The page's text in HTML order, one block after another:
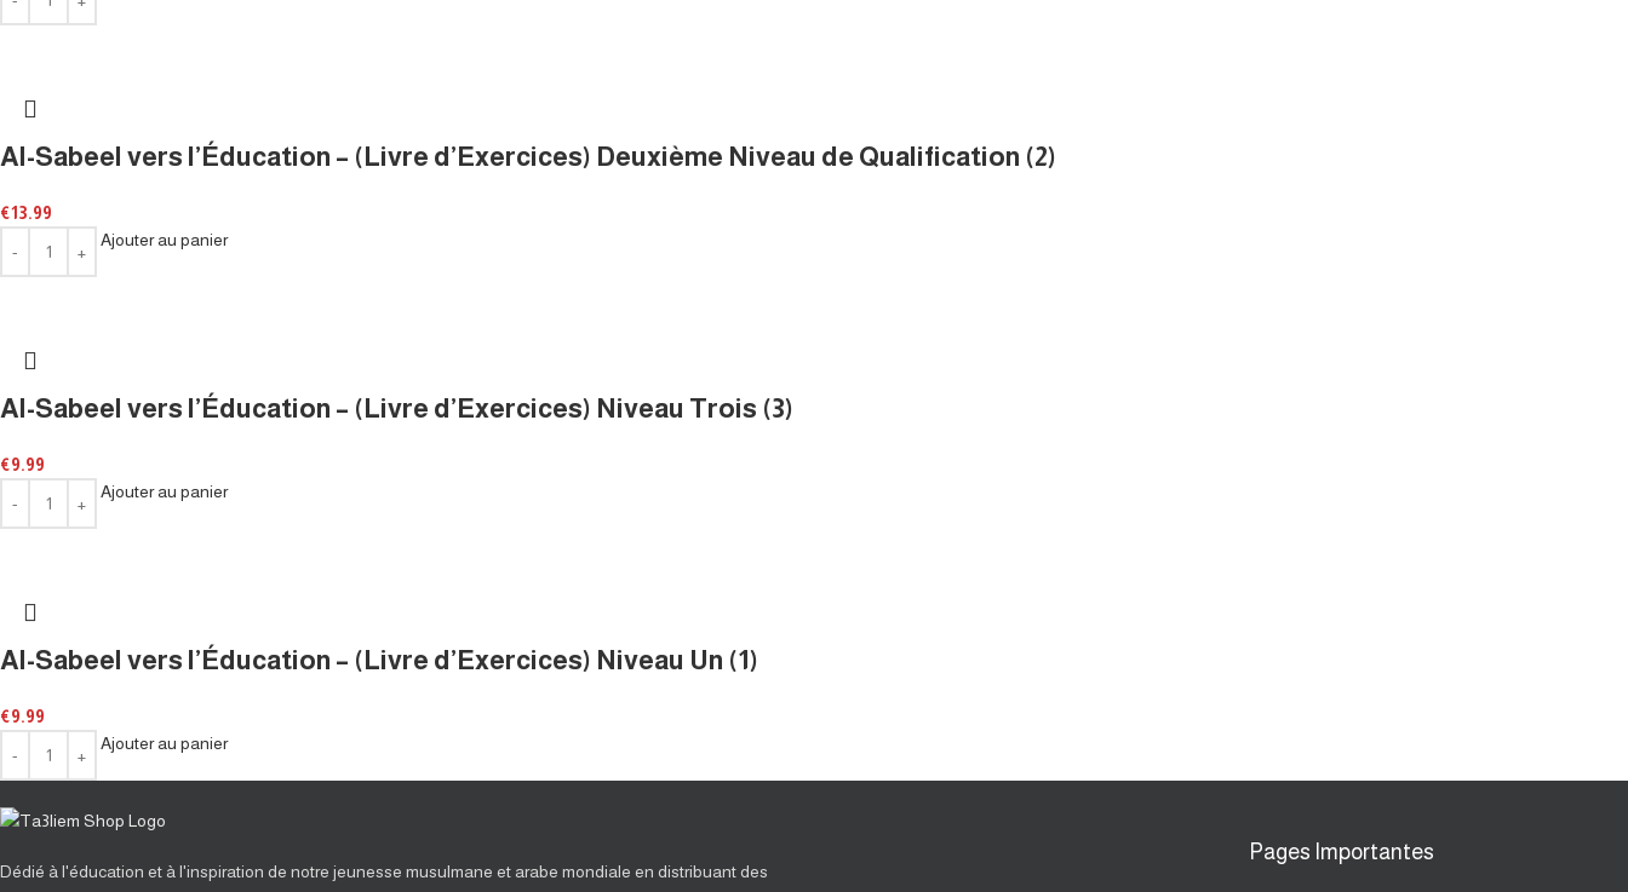
Al-Sabeel vers l’Éducation – (Livre d’Exercices) Deuxième Niveau de Qualification (2)
€13.99
Ajouter au panier
Al-Sabeel vers l’Éducation – (Livre d’Exercices) Niveau Trois (3)
€9.99
Ajouter au panier
Al-Sabeel vers l’Éducation – (Livre d’Exercices) Niveau Un (1)
€9.99
Ajouter au panier
Dédié à l'éducation et à l'inspiration de notre jeunesse musulmane et arabe mondiale en distribuant des
Pages Importantes